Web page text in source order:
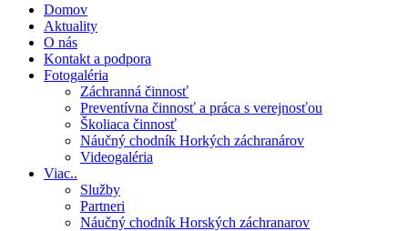
Číslo záchrannej služby: 0907 111 195
Domov
Aktuality
O nás
Kontakt a podpora
Fotogaléria
Záchranná činnosť
Preventívna činnosť a práca s verejnosťou
Školiaca činnosť
Náučný chodník Horkých záchranárov
Videogaléria
Viac..
Služby
Partneri
Náučný chodník Horských záchranarov